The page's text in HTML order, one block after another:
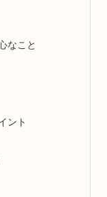
なこと
ント